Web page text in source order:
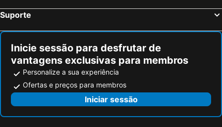
Suporte
Inicie sessão para desfrutar de
vantagens exclusivas para membros
Personalize a sua experiência
Ofertas e preços para membros
Iniciar sessão